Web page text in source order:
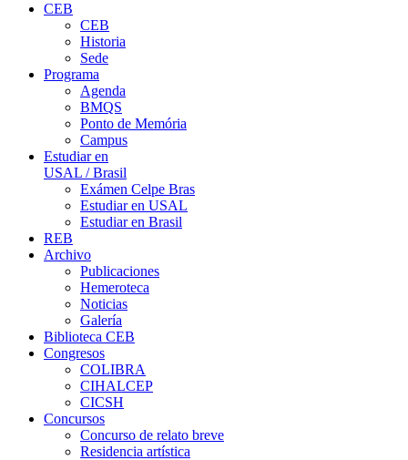
CEB
CEB
Historia
Sede
Programa
Agenda
BMQS
Ponto de Memória
Campus
Estudiar en
USAL / Brasil
Exámen Celpe Bras
Estudiar en USAL
Estudiar en Brasil
REB
Archivo
Publicaciones
Hemeroteca
Noticias
Galería
Biblioteca CEB
Congresos
COLIBRA
CIHALCEP
CICSH
Concursos
Concurso de relato breve
Residencia artística